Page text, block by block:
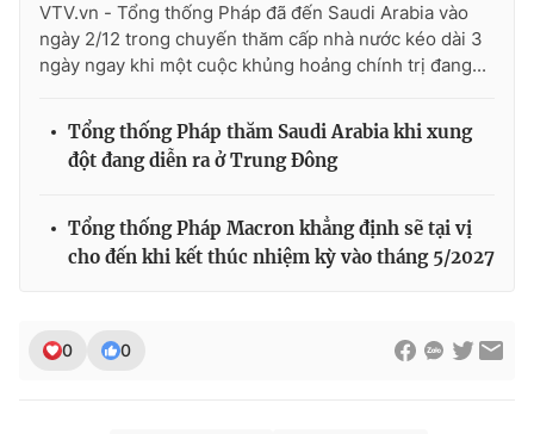
VTV.vn - Tổng thống Pháp đã đến Saudi Arabia vào
ngày 2/12 trong chuyến thăm cấp nhà nước kéo dài 3
ngày ngay khi một cuộc khủng hoảng chính trị đang...
Tổng thống Pháp thăm Saudi Arabia khi xung
đột đang diễn ra ở Trung Đông
Tổng thống Pháp Macron khẳng định sẽ tại vị
cho đến khi kết thúc nhiệm kỳ vào tháng 5/2027
0 0